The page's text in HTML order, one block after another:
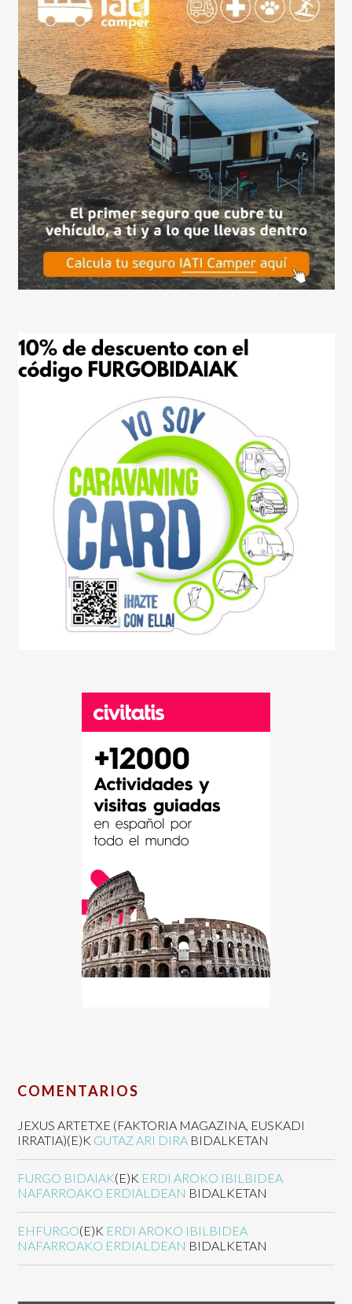
COMENTARIOS
JEXUS ARTETXE (FAKTORIA MAGAZINA, EUSKADI
IRRATIA)(E)K GUTAZ ARI DIRA BIDALKETAN
FURGO BIDAIAK(E)K ERDI AROKO IBILBIDEA
NAFARROAKO ERDIALDEAN BIDALKETAN
EHFURGO(E)K ERDI AROKO IBILBIDEA
NAFARROAKO ERDIALDEAN BIDALKETAN